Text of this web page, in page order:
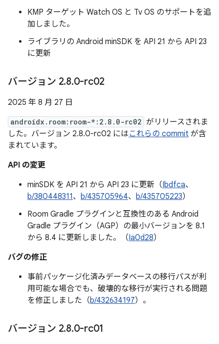
KMP ターゲット Watch OS と Tv OS のサポートを追
加しました。
ライブラリの Android minSDK を API 21 から API 23
に更新
バージョン 2.8.0-rc02
2025 年 8 月 27 日
androidx.room:room-*:2.8.0-rc02 がリリースされま
した。バージョン 2.8.0-rc02 にはこれらの commit が含
まれています。
API の変更
minSDK を API 21 から API 23 に更新（Ibdfca、
b/380448311、 b/435705964、 b/435705223）
Room Gradle プラグインと互換性のある Android
Gradle プラグイン（AGP）の最小バージョンを 8.1
から 8.4 に更新しました。（Ia0d28）
バグの修正
事前パッケージ化済みデータベースの移行パスが利
用可能な場合でも、破壊的な移行が実行される問題
を修正しました（b/432634197）。
バージョン 2.8.0-rc01